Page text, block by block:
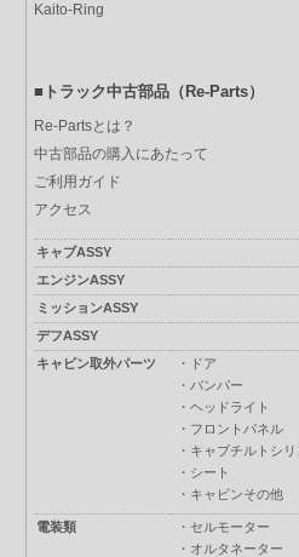
Kaito-Ring
■トラック中古部品（Re-Parts）
Re-Partsとは？
中古部品の購入にあたって
ご利用ガイド
アクセス
キャブASSY
エンジンASSY
ミッションASSY
デフASSY
キャビン取外パーツ
・
ドア
・ バンパー
・ ヘッドライト
・ フロントパネル
・ キャブチルトシリ
・ シート
・ キャビンその他
電装類 ・ セルモーター
・ オルタネーター